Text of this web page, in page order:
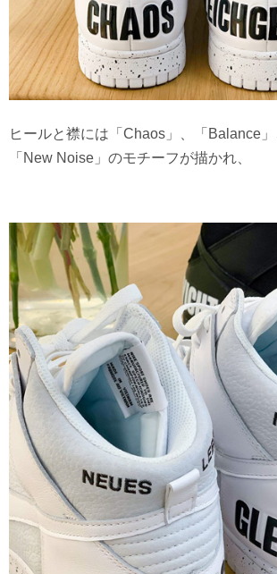
ヒールと襟には「Chaos」、「Balance」
「New Noise」のモチーフが描かれ、